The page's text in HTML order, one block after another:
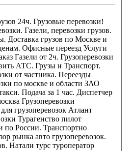
Газели, перевозки грузов.
Офисные переезд Услуги
АТС. Грузы и Транспорт.
Подача за 1 час. Диспетчер
рынка авто грузоперевозок.